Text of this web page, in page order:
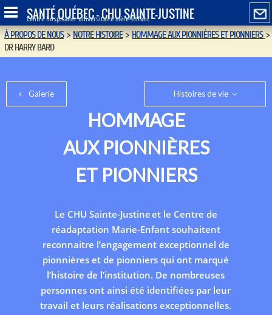
SANTÉ QUÉBEC - CHU SAINTE-JUSTINE
Centre hospitalier universitaire mère-enfant
À PROPOS DE NOUS>NOTRE HISTOIRE>HOMMAGE AUX PIONNIÈRES ET PIONNIERS>
DR HARRY BARD
Galerie Histoires de vie
HOMMAGE
AUX PIONNIÈRES
ET PIONNIERS
Le CHU Sainte-Justine et le Centre de
réadaptation Marie-Enfant souhaitent
reconnaitre l’engagement exceptionnel de
pionnières et de pionniers qui ont marqué
l’histoire de l’institution. De nombreuses
personnes ont ainsi été identifiées par leur
travail et leurs réalisations exceptionnelles.